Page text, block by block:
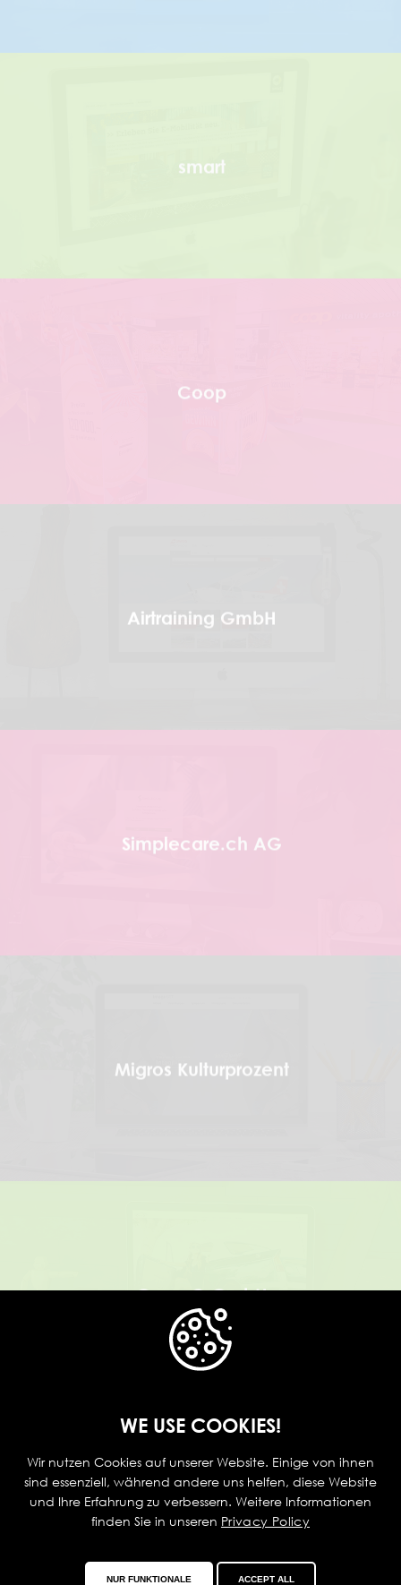
smart
Coop
Airtraining GmbH
Simplecare.ch AG
Migros Kulturprozent
CarepO GmbH
Medpraxware
by STUTZCARE
WE USE COOKIES!
Wir nutzen Cookies auf unserer Website. Einige von ihnen
sind essenziell, während andere uns helfen, diese Website
und Ihre Erfahrung zu verbessern. Weitere Informationen
finden Sie in unseren Privacy Policy
NUR FUNKTIONALE ACCEPT ALL